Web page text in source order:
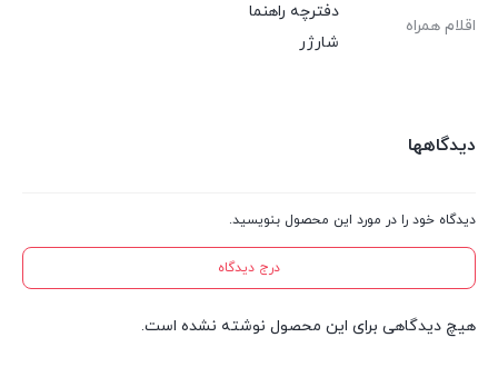
اقلام همراه
دفترچه‌ راهنما
شارژر
دیدگاهها
دیدگاه خود را در مورد این محصول بنویسید.
درج دیدگاه
هیچ دیدگاهی برای این محصول نوشته نشده است.